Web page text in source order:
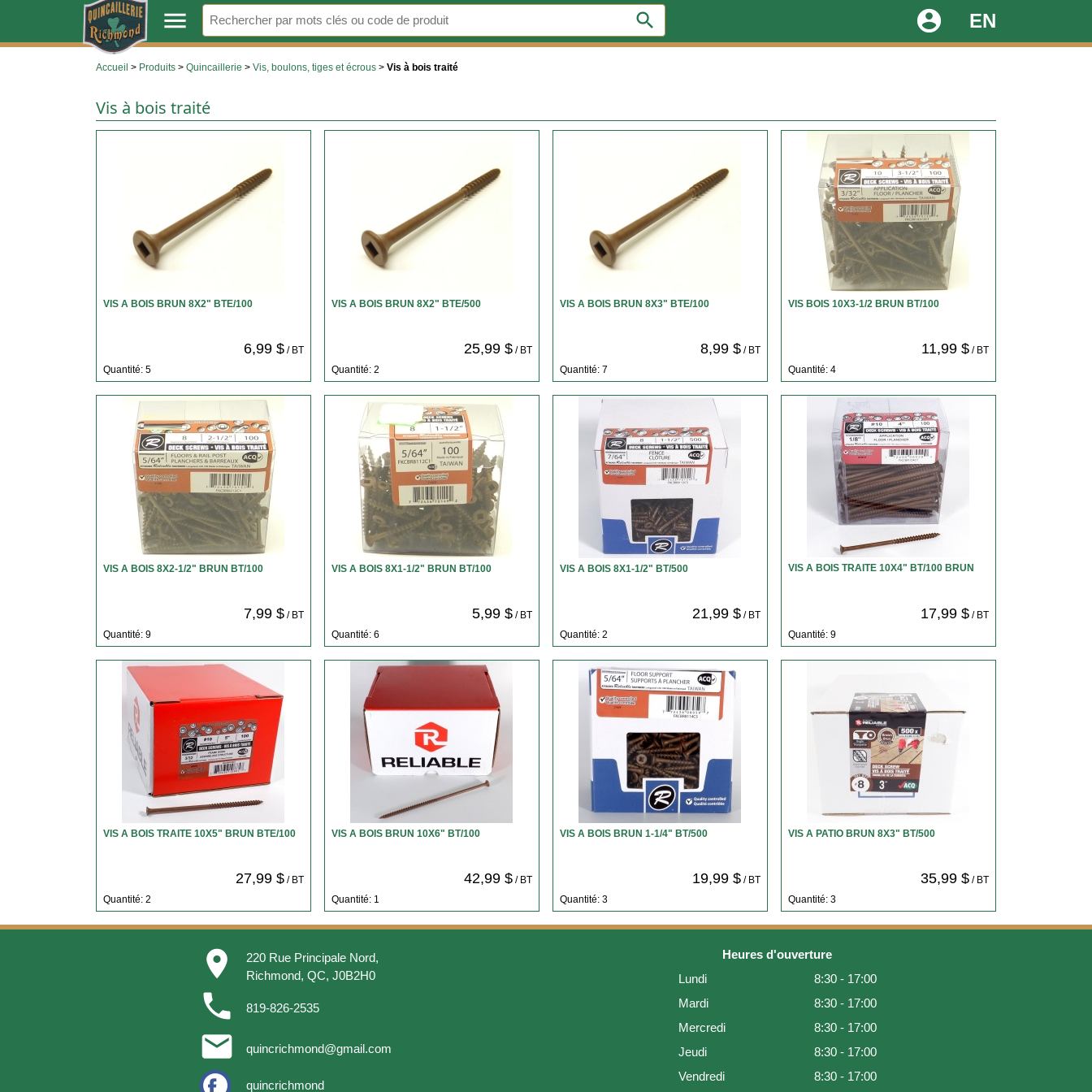
. menu search EN
account_circle
Accueil > Produits > Quincaillerie > Vis, boulons, tiges et écrous > Vis à bois traité
Vis à bois traité
VIS A BOIS BRUN 8X2" BTE/100
6,99 $/ BT
Quantité: 5
VIS A BOIS BRUN 8X2" BTE/500
25,99 $/ BT
Quantité: 2
VIS A BOIS BRUN 8X3" BTE/100
8,99 $/ BT
Quantité: 7
VIS BOIS 10X3-1/2 BRUN BT/100
11,99 $/ BT
Quantité: 4
VIS A BOIS 8X2-1/2" BRUN BT/100
7,99 $/ BT
Quantité: 9
VIS A BOIS 8X1-1/2" BRUN BT/100
5,99 $/ BT
Quantité: 6
VIS A BOIS 8X1-1/2" BT/500
21,99 $/ BT
Quantité: 2
VIS A BOIS TRAITE 10X4" BT/100 BRUN
17,99 $/ BT
Quantité: 9
VIS A BOIS TRAITE 10X5" BRUN BTE/100
27,99 $/ BT
Quantité: 2
VIS A BOIS BRUN 10X6" BT/100
42,99 $/ BT
Quantité: 1
VIS A BOIS BRUN 1-1/4" BT/500
19,99 $/ BT
Quantité: 3
VIS A PATIO BRUN 8X3" BT/500
35,99 $/ BT
Quantité: 3
place
220 Rue Principale Nord,
Richmond, QC, J0B2H0
phone 819-826-2535
email quincrichmond@gmail.com
quincrichmond
Heures d'ouverture
Lundi
8:30 - 17:00
Mardi
8:30 - 17:00
Mercredi
8:30 - 17:00
Jeudi
8:30 - 17:00
Vendredi
8:30 - 17:00